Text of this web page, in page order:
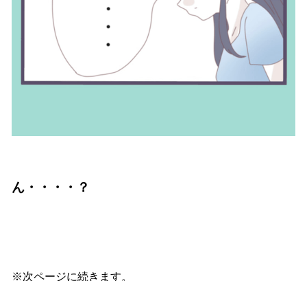
ん・・・・？
※次ページに続きます。